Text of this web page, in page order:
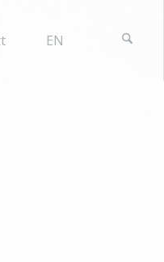
EN